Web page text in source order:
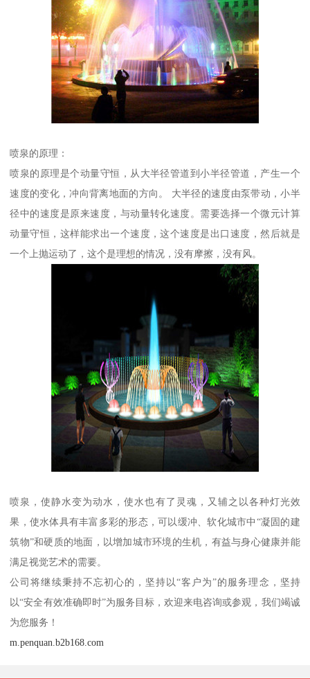
喷泉的原理：
喷泉的原理是个动量守恒，从大半径管道到小半径管道，产生一个
速度的变化，冲向背离地面的方向。 大半径的速度由泵带动，小半
径中的速度是原来速度，与动量转化速度。需要选择一个微元计算
动量守恒，这样能求出一个速度，这个速度是出口速度，然后就是
一个上抛运动了，这个是理想的情况，没有摩擦，没有风。
喷泉，使静水变为动水，使水也有了灵魂，又辅之以各种灯光效
果，使水体具有丰富多彩的形态，可以缓冲、软化城市中“凝固的建
筑物”和硬质的地面，以增加城市环境的生机，有益与身心健康并能
满足视觉艺术的需要。
公司将继续秉持不忘初心的，坚持以“客户为”的服务理念，坚持
以“安全有效准确即时”为服务目标，欢迎来电咨询或参观，我们竭诚
为您服务！
m.penquan.b2b168.com